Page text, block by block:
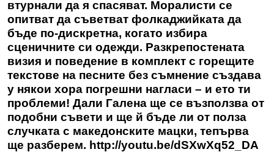
втурнали да я спасяват. Моралисти се
опитват да съветват фолкаджийката да
бъде по-дискретна, когато избира
сценичните си одежди. Разкрепостената
визия и поведение в комплект с горещите
текстове на песните без съмнение създава
у някои хора погрешни нагласи – и ето ти
проблеми! Дали Галена ще се възползва от
подобни съвети и ще й бъде ли от полза
случката с македонските мацки, тепърва
ще разберем. http://youtu.be/dSXwXq52_DA